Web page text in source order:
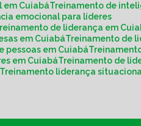
em Cuiabá
Treinamento de
emocional para líderes
Treinamento de liderança em
em Cuiabá
Treinamento de
pessoas em Cuiabá
em Cuiabá
Treinamento de
Treinamento liderança